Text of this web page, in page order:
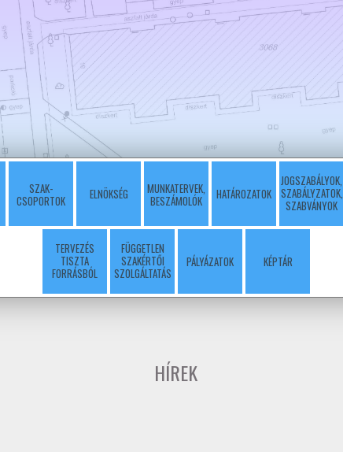
SZAK-
CSOPORTOK
ELNÖKSÉG
MUNKATERVEK,
BESZÁMOLÓK
HATÁROZATOK
JOGSZABÁLYOK,
SZABÁLYZATOK,
SZABVÁNYOK
TERVEZÉS
TISZTA
FORRÁSBÓL
FÜGGETLEN
SZAKÉRTŐI
SZOLGÁLTATÁS
PÁLYÁZATOK KÉPTÁR
HÍREK